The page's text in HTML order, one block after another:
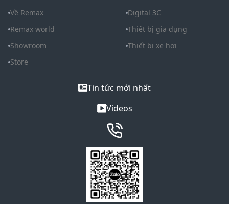
Về Remax
Remax world
Showroom
Store
Digital 3C
Thiết bị gia dụng
Thiết bị xe hơi
Tin tức mới nhất
Videos